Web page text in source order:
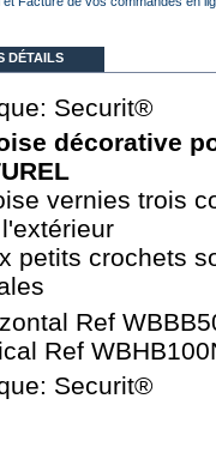
DÉTAILS
Securit®
décorative
vernies trois
petits crochets
Ref
Ref
Securit®